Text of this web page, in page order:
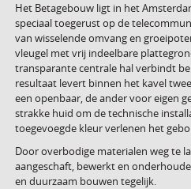
Het Betagebouw ligt in het
speciaal toegerust op de
van wisselende omvang en
vleugel met vrij indeelbare
transparante centrale hal verbindt
resultaat levert binnen het kavel
een openbaar, de ander voor eigen
strakke huid om de technische
toegevoegde kleur verlenen het
Door overbodige materialen weg te
aangeschaft, bewerkt en
en duurzaam bouwen tegelijk.